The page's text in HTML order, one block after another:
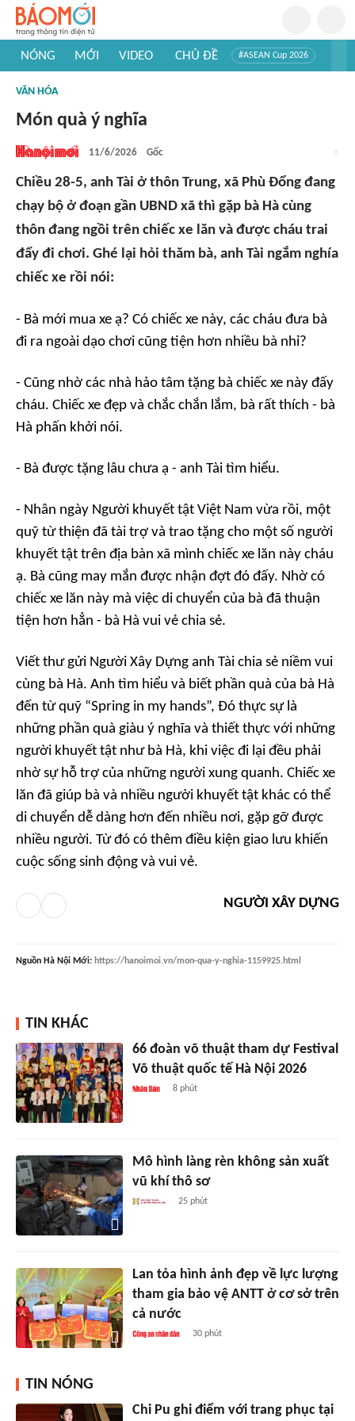
NÓNG MỚI VIDEO CHỦ ĐỀ #ASEAN Cup 2026
#Khám phá thế giới
VĂN HÓA
Món quà ý nghĩa
11/6/2026 Gốc
Chiều 28-5, anh Tài ở thôn Trung, xã Phù Đổng đang
chạy bộ ở đoạn gần UBND xã thì gặp bà Hà cùng
thôn đang ngồi trên chiếc xe lăn và được cháu trai
đẩy đi chơi. Ghé lại hỏi thăm bà, anh Tài ngắm nghía
chiếc xe rồi nói:
- Bà mới mua xe ạ? Có chiếc xe này, các cháu đưa bà
đi ra ngoài dạo chơi cũng tiện hơn nhiều bà nhỉ?
- Cũng nhờ các nhà hảo tâm tặng bà chiếc xe này đấy
cháu. Chiếc xe đẹp và chắc chắn lắm, bà rất thích - bà
Hà phấn khởi nói.
- Bà được tặng lâu chưa ạ - anh Tài tìm hiểu.
- Nhân ngày Người khuyết tật Việt Nam vừa rồi, một
quỹ từ thiện đã tài trợ và trao tặng cho một số người
khuyết tật trên địa bàn xã mình chiếc xe lăn này cháu
ạ. Bà cũng may mắn được nhận đợt đó đấy. Nhờ có
chiếc xe lăn này mà việc di chuyển của bà đã thuận
tiện hơn hẳn - bà Hà vui vẻ chia sẻ.
Viết thư gửi Người Xây Dựng anh Tài chia sẻ niềm vui
cùng bà Hà. Anh tìm hiểu và biết phần quà của bà Hà
đến từ quỹ “Spring in my hands”, Đó thực sự là
những phần quà giàu ý nghĩa và thiết thực với những
người khuyết tật như bà Hà, khi việc đi lại đều phải
nhờ sự hỗ trợ của những người xung quanh. Chiếc xe
lăn đã giúp bà và nhiều người khuyết tật khác có thể
di chuyển dễ dàng hơn đến nhiều nơi, gặp gỡ được
nhiều người. Từ đó có thêm điều kiện giao lưu khiến
cuộc sống sinh động và vui vẻ.
NGƯỜI XÂY DỰNG
Nguồn Hà Nội Mới: https://hanoimoi.vn/mon-qua-y-nghia-1159925.html
TIN KHÁC
66 đoàn võ thuật tham dự Festival
Võ thuật quốc tế Hà Nội 2026
8 phút
Mô hình làng rèn không sản xuất
vũ khí thô sơ
25 phút
Lan tỏa hình ảnh đẹp về lực lượng
tham gia bảo vệ ANTT ở cơ sở trên
cả nước
30 phút
TIN NÓNG
Chi Pu ghi điểm với trang phục tại